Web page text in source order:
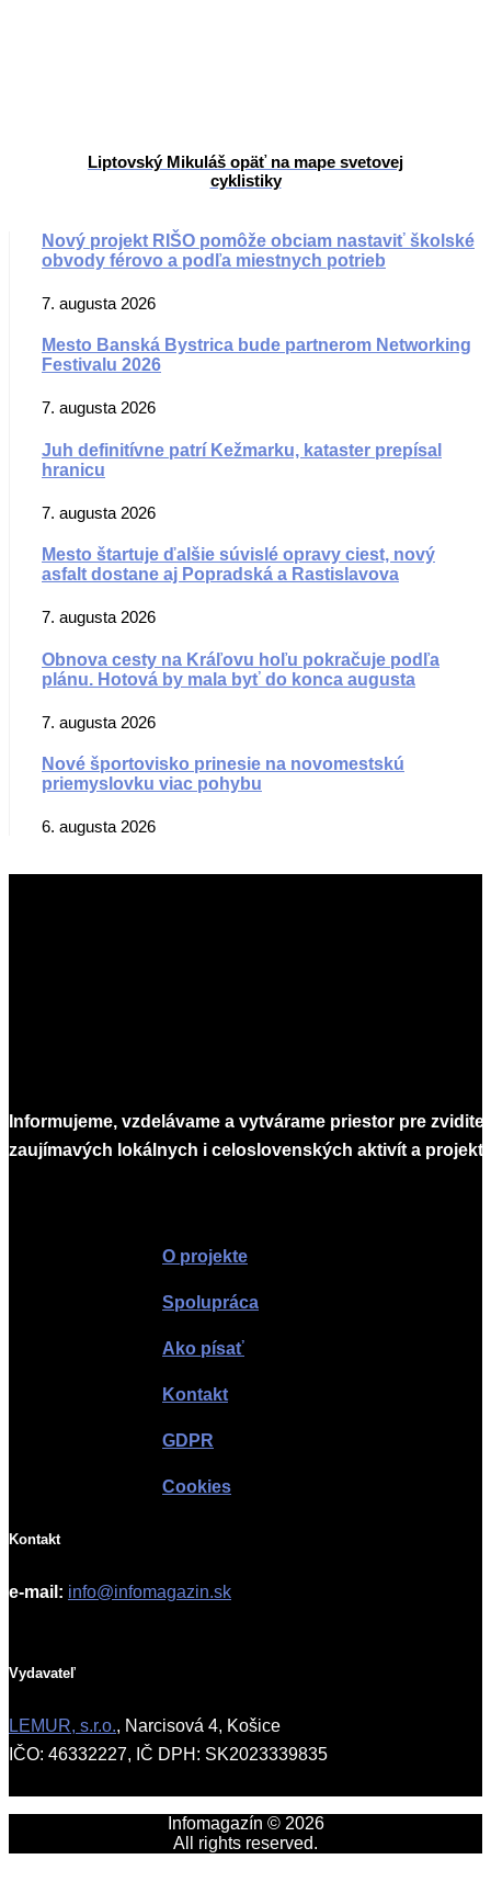
Liptovský Mikuláš opäť na mape svetovej
cyklistiky
Nový projekt RIŠO pomôže obciam nastaviť školské
obvody férovo a podľa miestnych potrieb
7. augusta 2026
Mesto Banská Bystrica bude partnerom Networking
Festivalu 2026
7. augusta 2026
Juh definitívne patrí Kežmarku, kataster prepísal
hranicu
7. augusta 2026
Mesto štartuje ďalšie súvislé opravy ciest, nový
asfalt dostane aj Popradská a Rastislavova
7. augusta 2026
Obnova cesty na Kráľovu hoľu pokračuje podľa
plánu. Hotová by mala byť do konca augusta
7. augusta 2026
Nové športovisko prinesie na novomestskú
priemyslovku viac pohybu
6. augusta 2026
Informujeme, vzdelávame a vytvárame priestor pre
zaujímavých lokálnych i celoslovenských aktivít a
O projekte
Spolupráca
Ako písať
Kontakt
GDPR
Cookies
Kontakt
e-mail: info@infomagazin.sk
Vydavateľ
LEMUR, s.r.o., Narcisová 4, Košice
IČO: 46332227, IČ DPH: SK2023339835
Infomagazín © 2026
All rights reserved.